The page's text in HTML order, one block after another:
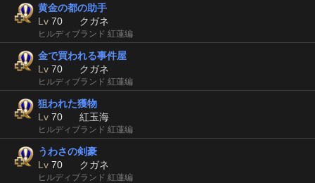
黄金の都の助手
Lv 70 クガネ
ヒルディブランド 紅蓮編
金で買われる事件屋
Lv 70 クガネ
ヒルディブランド 紅蓮編
狙われた獲物
Lv 70 紅玉海
ヒルディブランド 紅蓮編
うわさの剣豪
Lv 70 クガネ
ヒルディブランド 紅蓮編